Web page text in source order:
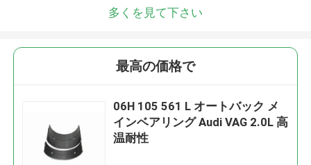
多くを見て下さい
最高の価格で
06H 105 561 L オートバック メ
インベアリング Audi VAG 2.0L 高
温耐性